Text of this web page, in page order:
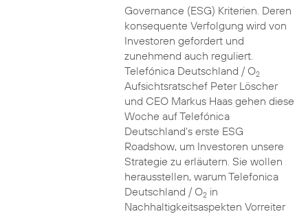
Governance (ESG) Kriterien. Deren
konsequente Verfolgung wird von
Investoren gefordert und
zunehmend auch reguliert.
Telefónica Deutschland / O2
Aufsichtsratschef Peter Löscher
und CEO Markus Haas gehen diese
Woche auf Telefónica
Deutschland’s erste ESG
Roadshow, um Investoren unsere
Strategie zu erläutern. Sie wollen
herausstellen, warum Telefonica
Deutschland / O2in
Nachhaltigkeitsaspekten Vorreiter